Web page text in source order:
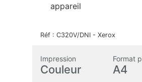
appareil
Réf : C320V/DNI - Xerox
Impression
Couleur
Format
A4